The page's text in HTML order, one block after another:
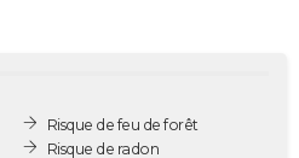
Risque de feu de forêt
Risque de radon